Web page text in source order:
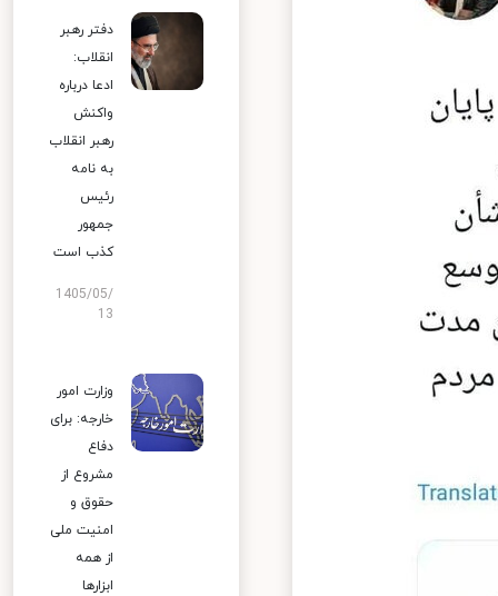
دفتر رهبر
انقلاب:
ادعا درباره
واکنش
رهبر انقلاب
به نامه
رئیس
جمهور
کذب است
1405/05/
13
وزارت امور
خارجه: برای
دفاع
مشروع از
حقوق و
امنیت ملی
از همه
ابزارها